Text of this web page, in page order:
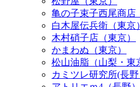
亀の子束子西尾商店
白木屋伝兵衛（東京）
木村硝子店（東京）
かまわぬ（東京）
松山油脂（山梨・東
カミツレ研究所(長野